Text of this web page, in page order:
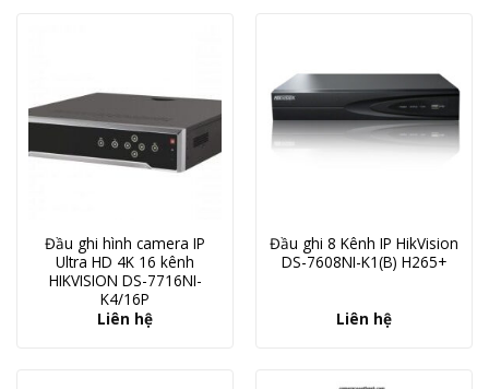
Đầu ghi hình camera IP
Ultra HD 4K 16 kênh
HIKVISION DS-7716NI-
K4/16P
Liên hệ
Đầu ghi 8 Kênh IP HikVision
DS-7608NI-K1(B) H265+
Liên hệ